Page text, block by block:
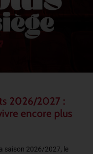
2026/2027 :
encore plus
saison 2026/2027, le